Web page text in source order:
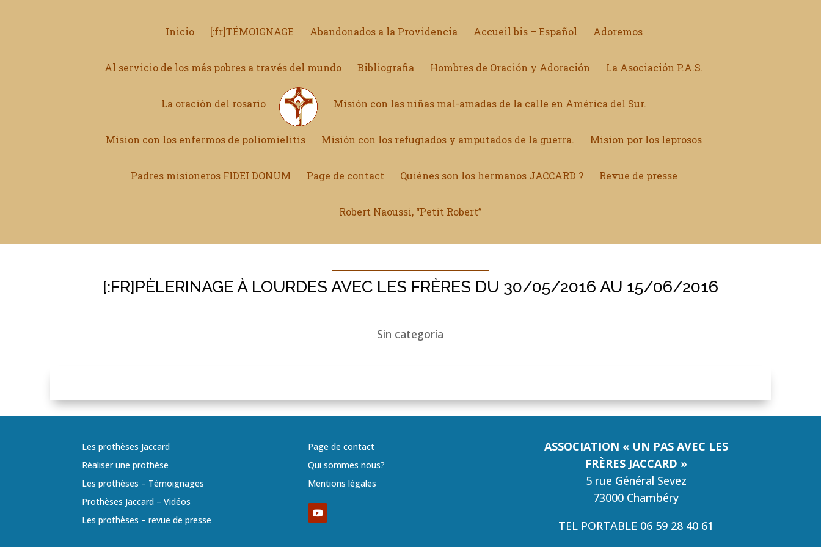
Inicio [:fr]TÉMOIGNAGE Abandonados a la Providencia Accueil bis – Español Adoremos
Al servicio de los más pobres a través del mundo Bibliografia Hombres de Oración y Adoración La Asociación P.A.S.
La oración del rosario Misión con las niñas mal-amadas de la calle en América del Sur.
Mision con los enfermos de poliomielitis Misión con los refugiados y amputados de la guerra. Mision por los leprosos
Padres misioneros FIDEI DONUM Page de contact Quiénes son los hermanos JACCARD ? Revue de presse
Robert Naoussi, “Petit Robert”
[:FR]PÈLERINAGE À LOURDES AVEC LES FRÈRES DU 30/05/2016 AU 15/06/2016
Sin categoría
Les prothèses Jaccard
Réaliser une prothèse
Les prothèses – Témoignages
Prothèses Jaccard – Vidéos
Les prothèses – revue de presse
Page de contact
Qui sommes nous?
Mentions légales
ASSOCIATION « UN PAS AVEC LES
FRÈRES JACCARD »
5 rue Général Sevez
73000 Chambéry
TEL PORTABLE 06 59 28 40 61